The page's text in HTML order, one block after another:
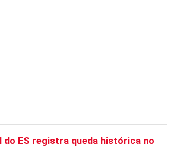
do ES registra queda histórica no